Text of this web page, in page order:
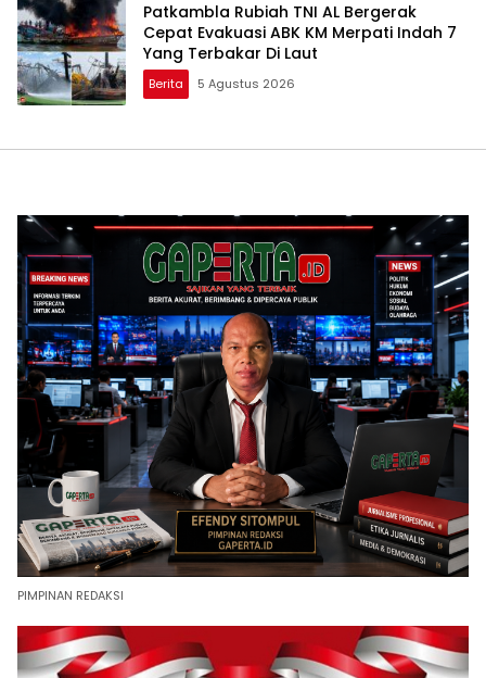
Patkambla Rubiah TNI AL Bergerak
Cepat Evakuasi ABK KM Merpati Indah 7
Yang Terbakar Di Laut
Berita 5 Agustus 2026
PIMPINAN REDAKSI